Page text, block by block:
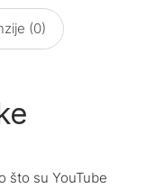
(0)
što su YouTube